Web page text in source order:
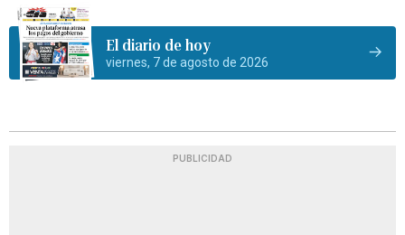
El diario de hoy
viernes, 7 de agosto de 2026
PUBLICIDAD